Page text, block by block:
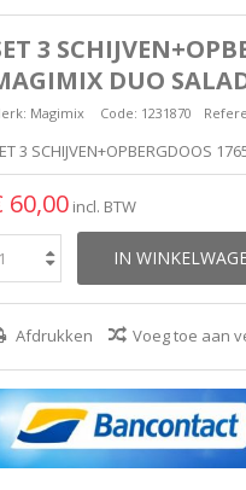
3
DUO
Magimix Code: 1231870
3 SCHIJVEN+OPBERGDOOS
60,00 incl. BTW
IN
Afdrukken Voeg toe aan